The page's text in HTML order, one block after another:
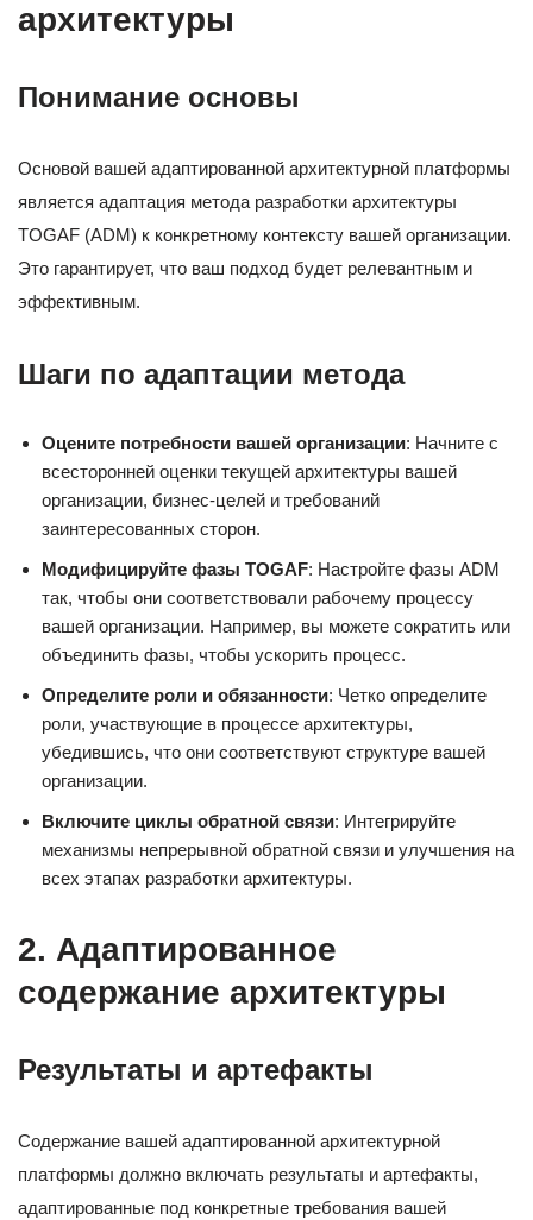
архитектуры
Понимание основы
Основой вашей адаптированной архитектурной платформы
является адаптация метода разработки архитектуры
TOGAF (ADM) к конкретному контексту вашей организации.
Это гарантирует, что ваш подход будет релевантным и
эффективным.
Шаги по адаптации метода
Оцените потребности вашей организации: Начните с
всесторонней оценки текущей архитектуры вашей
организации, бизнес-целей и требований
заинтересованных сторон.
Модифицируйте фазы TOGAF: Настройте фазы ADM
так, чтобы они соответствовали рабочему процессу
вашей организации. Например, вы можете сократить или
объединить фазы, чтобы ускорить процесс.
Определите роли и обязанности: Четко определите
роли, участвующие в процессе архитектуры,
убедившись, что они соответствуют структуре вашей
организации.
Включите циклы обратной связи: Интегрируйте
механизмы непрерывной обратной связи и улучшения на
всех этапах разработки архитектуры.
2. Адаптированное
содержание архитектуры
Результаты и артефакты
Содержание вашей адаптированной архитектурной
платформы должно включать результаты и артефакты,
адаптированные под конкретные требования вашей